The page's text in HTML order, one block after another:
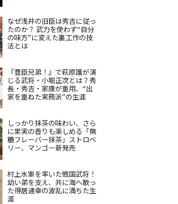
なぜ浅井の旧臣は秀吉に従っ
たのか？ 武力を使わず“自分
の味方”に変えた裏工作の技
法とは
『豊臣兄弟！』で萩原護が演
じる武将・小堀正次とは？秀
長・秀吉・家康が重用、“出
家を重ねた実務派”の生涯
しっかり抹茶の味わい、さら
に果実の香りも楽しめる「無
糖フレーバー抹茶」ストロベ
リー、マンゴー新発売
村上水軍を率いた戦国武将！
幼い弟を支え、共に海へ散っ
た得居通幸の波乱に満ちた生
涯